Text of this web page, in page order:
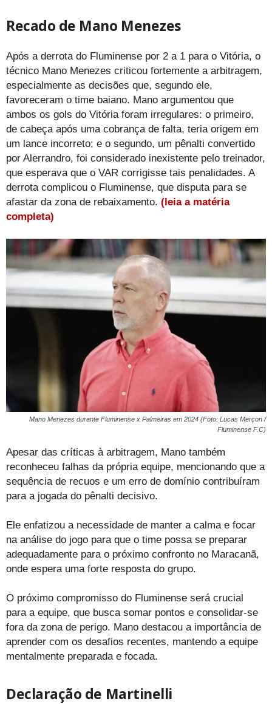
Recado de Mano Menezes
Após a derrota do Fluminense por 2 a 1 para o Vitória, o
técnico Mano Menezes criticou fortemente a arbitragem,
especialmente as decisões que, segundo ele,
favoreceram o time baiano. Mano argumentou que
ambos os gols do Vitória foram irregulares: o primeiro,
de cabeça após uma cobrança de falta, teria origem em
um lance incorreto; e o segundo, um pênalti convertido
por Alerrandro, foi considerado inexistente pelo treinador,
que esperava que o VAR corrigisse tais penalidades. A
derrota complicou o Fluminense, que disputa para se
afastar da zona de rebaixamento. (leia a matéria
completa)
Mano Menezes durante Fluminense x Palmeiras em 2024 (Foto: Lucas Merçon /
Fluminense F.C)
Apesar das críticas à arbitragem, Mano também
reconheceu falhas da própria equipe, mencionando que a
sequência de recuos e um erro de domínio contribuíram
para a jogada do pênalti decisivo.
Ele enfatizou a necessidade de manter a calma e focar
na análise do jogo para que o time possa se preparar
adequadamente para o próximo confronto no Maracanã,
onde espera uma forte resposta do grupo.
O próximo compromisso do Fluminense será crucial
para a equipe, que busca somar pontos e consolidar-se
fora da zona de perigo. Mano destacou a importância de
aprender com os desafios recentes, mantendo a equipe
mentalmente preparada e focada.
Declaração de Martinelli